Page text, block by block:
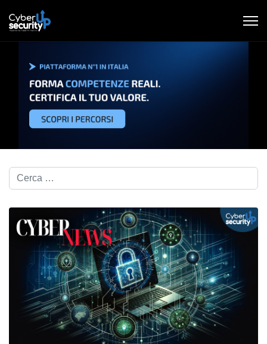
Cerca nel blog...